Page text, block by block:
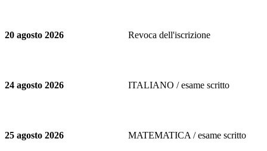
20 agosto 2026 Revoca dell'iscrizione
24 agosto 2026 ITALIANO / esame scritto
25 agosto 2026 MATEMATICA / esame scritto